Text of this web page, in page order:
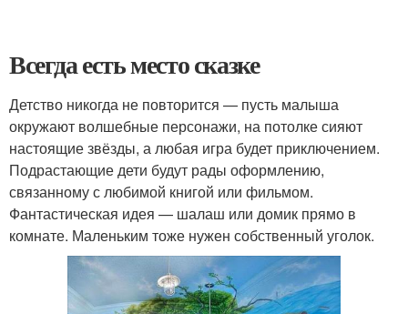
Всегда есть место сказке
Детство никогда не повторится — пусть малыша
окружают волшебные персонажи, на потолке сияют
настоящие звёзды, а любая игра будет приключением.
Подрастающие дети будут рады оформлению,
связанному с любимой книгой или фильмом.
Фантастическая идея — шалаш или домик прямо в
комнате. Маленьким тоже нужен собственный уголок.